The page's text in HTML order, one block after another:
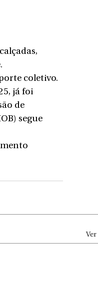
coletivo.
já foi
de
segue